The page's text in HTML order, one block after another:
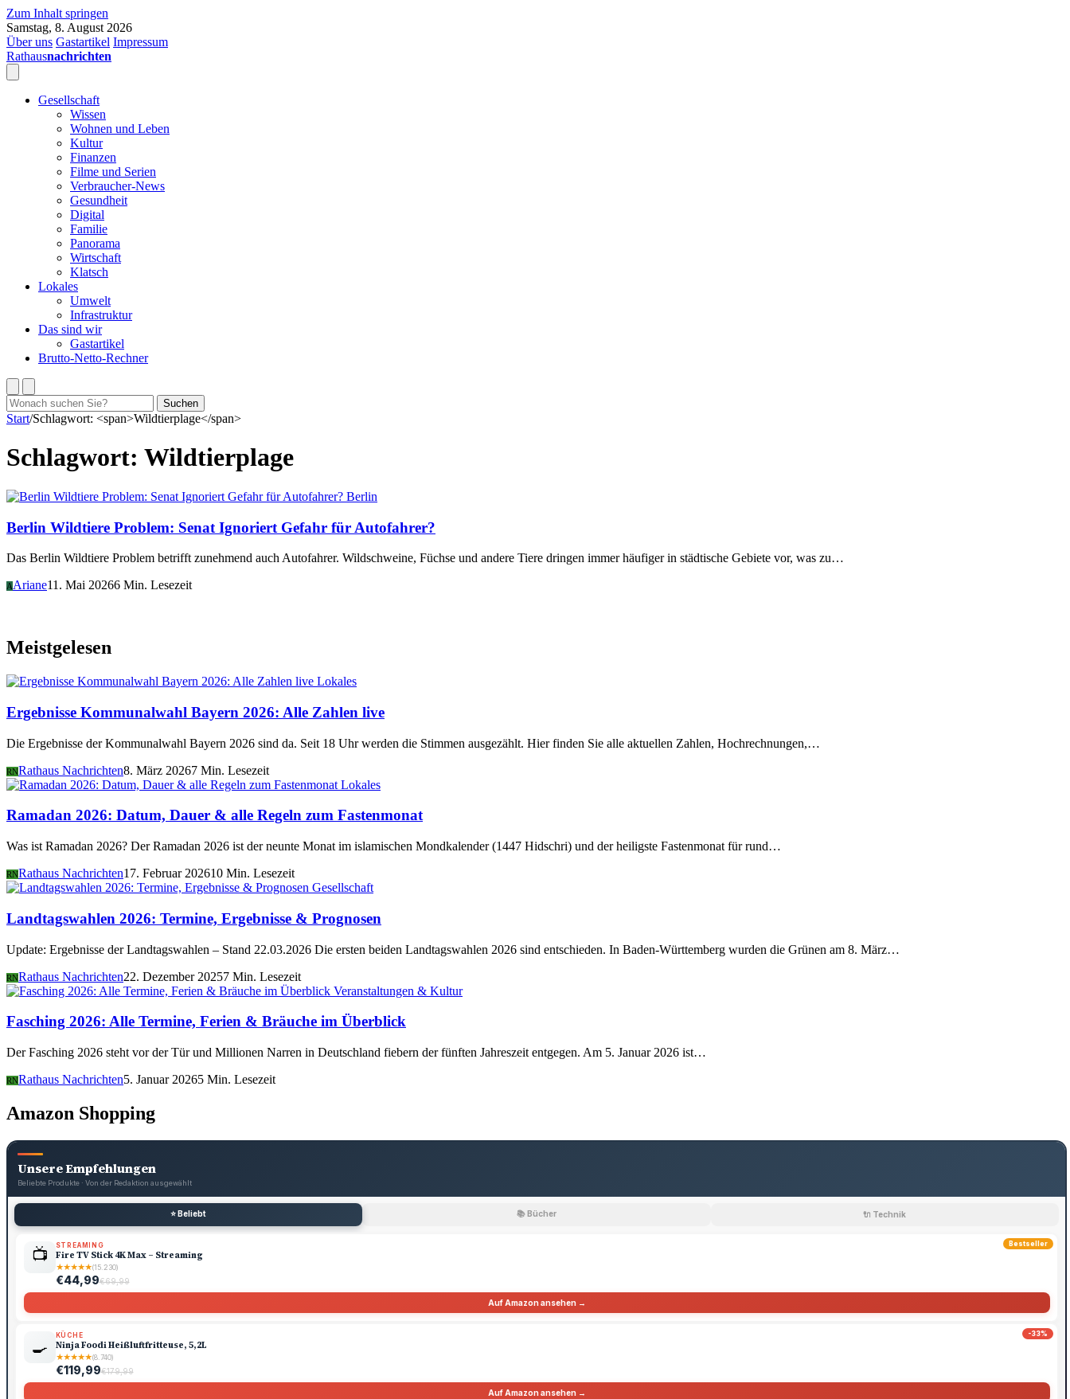
Zum Inhalt springen
Samstag, 8. August 2026
Über uns Gastartikel Impressum
Rathausnachrichten
Gesellschaft
Wissen
Wohnen und Leben
Kultur
Finanzen
Filme und Serien
Verbraucher-News
Gesundheit
Digital
Familie
Panorama
Wirtschaft
Klatsch
Lokales
Umwelt
Infrastruktur
Das sind wir
Gastartikel
Brutto-Netto-Rechner
Suchen
nach:
Suchen
Start/Schlagwort: <span>Wildtierplage</span>
Schlagwort: Wildtierplage
Berlin
Berlin Wildtiere Problem: Senat Ignoriert Gefahr für Autofahrer?
Das Berlin Wildtiere Problem betrifft zunehmend auch Autofahrer. Wildschweine, Füchse und andere Tiere dringen immer häufiger in städtische Gebiete vor, was zu…
AAriane11. Mai 20266 Min. Lesezeit
Meistgelesen
Lokales
Ergebnisse Kommunalwahl Bayern 2026: Alle Zahlen live
Die Ergebnisse der Kommunalwahl Bayern 2026 sind da. Seit 18 Uhr werden die Stimmen ausgezählt. Hier finden Sie alle aktuellen Zahlen, Hochrechnungen,…
RNRathaus Nachrichten8. März 20267 Min. Lesezeit
Lokales
Ramadan 2026: Datum, Dauer & alle Regeln zum Fastenmonat
Was ist Ramadan 2026? Der Ramadan 2026 ist der neunte Monat im islamischen Mondkalender (1447 Hidschri) und der heiligste Fastenmonat für rund…
RNRathaus Nachrichten17. Februar 202610 Min. Lesezeit
Gesellschaft
Landtagswahlen 2026: Termine, Ergebnisse & Prognosen
Update: Ergebnisse der Landtagswahlen – Stand 22.03.2026 Die ersten beiden Landtagswahlen 2026 sind entschieden. In Baden-Württemberg wurden die Grünen am 8. März…
RNRathaus Nachrichten22. Dezember 20257 Min. Lesezeit
Veranstaltungen & Kultur
Fasching 2026: Alle Termine, Ferien & Bräuche im Überblick
Der Fasching 2026 steht vor der Tür und Millionen Narren in Deutschland fiebern der fünften Jahreszeit entgegen. Am 5. Januar 2026 ist…
RNRathaus Nachrichten5. Januar 20265 Min. Lesezeit
Amazon Shopping
Unsere Empfehlungen
Beliebte Produkte · Von der Redaktion ausgewählt
⭐ Beliebt 📚 Bücher 🔌 Technik
Bestseller
📺 STREAMING
Fire TV Stick 4K Max – Streaming
★★★★★(15.230)
€44,99€69,99
Auf Amazon ansehen →
-33%
🍳
KÜCHE
Ninja Foodi Heißluftfritteuse, 5,2L
★★★★★(8.740)
€119,99€179,99
Auf Amazon ansehen →